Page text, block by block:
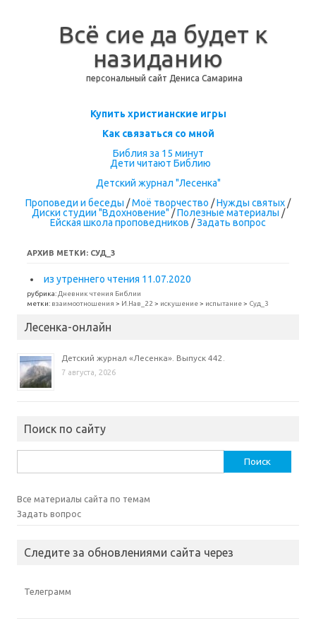
Всё сие да будет к
назиданию
персональный сайт Дениса Самарина
Перейти к содержимому
Купить христианские игры
Как связаться со мной
Библия за 15 минут
Дети читают Библию
Детский журнал "Лесенка"
Проповеди и беседы /Моё творчество /Нужды святых /
Диски студии "Вдохновение" /Полезные материалы /
Ейская школа проповедников /Задать вопрос
АРХИВ МЕТКИ: СУД_3
из утреннего чтения 11.07.2020
рубрика: Дневник чтения Библии
метки: взаимоотношения > И.Нав_22 > искушение> испытание> Суд_3
Лесенка-онлайн
Детский журнал «Лесенка». Выпуск 442.
7 августа, 2026
Поиск по сайту
Все материалы сайта по темам
Задать вопрос
Следите за обновлениями сайта через
Телеграмм